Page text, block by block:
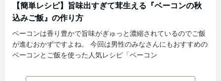
【簡単レシピ】旨味出すぎて茸生える『ベーコンの秋
込みご飯』の作り方
ベーコンは香り豊かで旨味がぎゅっと濃縮されているのでご飯
が進むおかずですよね。 今回は男性のみなさんにもおすすめの
ベーコンとご飯を使った人気レシピ「ベーコン